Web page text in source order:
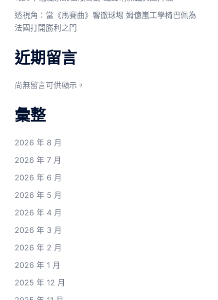
透視角：當《馬賽曲》響徹球場 姆億嵐工學椅巴佩為
法國打開勝利之門
近期留言
尚無留言可供顯示。
彙整
2026 年 8 月
2026 年 7 月
2026 年 6 月
2026 年 5 月
2026 年 4 月
2026 年 3 月
2026 年 2 月
2026 年 1 月
2025 年 12 月